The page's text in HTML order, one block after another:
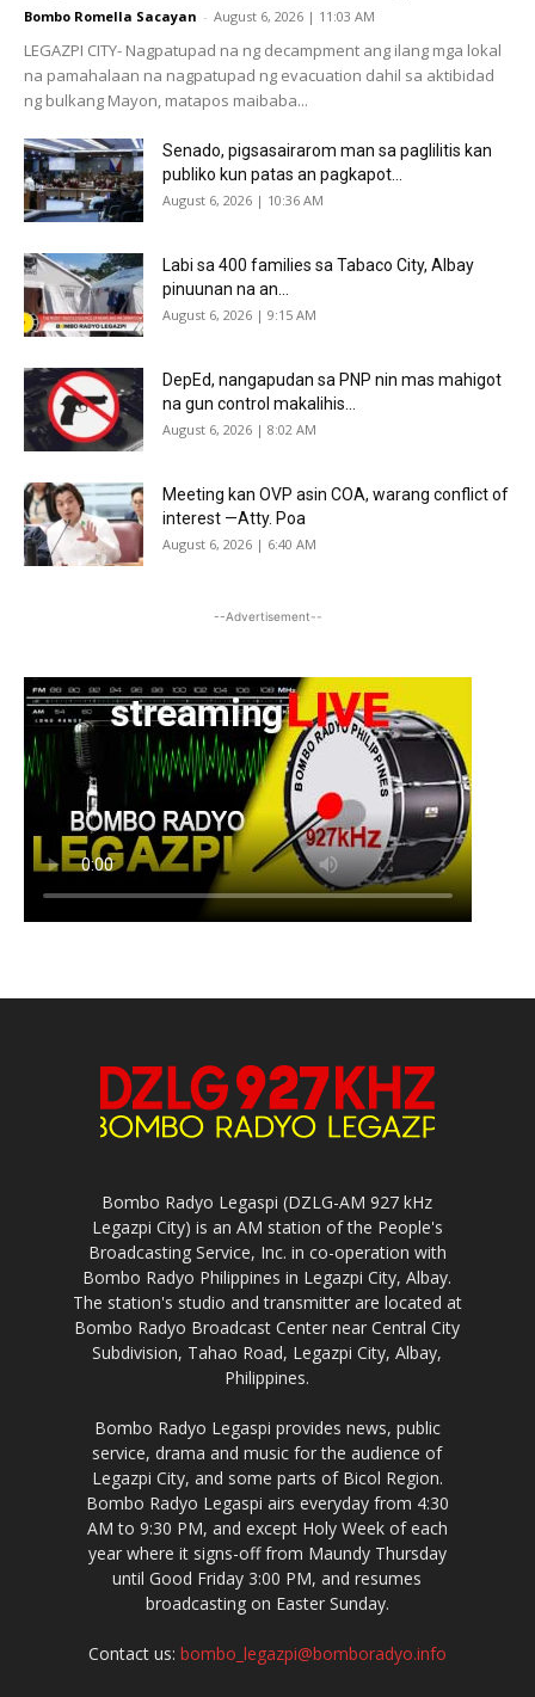
Bombo Romella Sacayan - August 6, 2026 | 11:03 AM
LEGAZPI CITY- Nagpatupad na ng decampment ang ilang mga lokal
na pamahalaan na nagpatupad ng evacuation dahil sa aktibidad
ng bulkang Mayon, matapos maibaba...
Senado, pigsasairarom man sa paglilitis kan
publiko kun patas an pagkapot...
August 6, 2026 | 10:36 AM
Labi sa 400 families sa Tabaco City, Albay
pinuunan na an...
August 6, 2026 | 9:15 AM
DepEd, nangapudan sa PNP nin mas mahigot
na gun control makalihis...
August 6, 2026 | 8:02 AM
Meeting kan OVP asin COA, warang conflict of
interest —Atty. Poa
August 6, 2026 | 6:40 AM
--Advertisement--
Bombo Radyo Legaspi (DZLG-AM 927 kHz
Legazpi City) is an AM station of the People's
Broadcasting Service, Inc. in co-operation with
Bombo Radyo Philippines in Legazpi City, Albay.
The station's studio and transmitter are located at
Bombo Radyo Broadcast Center near Central City
Subdivision, Tahao Road, Legazpi City, Albay,
Philippines.
Bombo Radyo Legaspi provides news, public
service, drama and music for the audience of
Legazpi City, and some parts of Bicol Region.
Bombo Radyo Legaspi airs everyday from 4:30
AM to 9:30 PM, and except Holy Week of each
year where it signs-off from Maundy Thursday
until Good Friday 3:00 PM, and resumes
broadcasting on Easter Sunday.
Contact us: bombo_legazpi@bomboradyo.info